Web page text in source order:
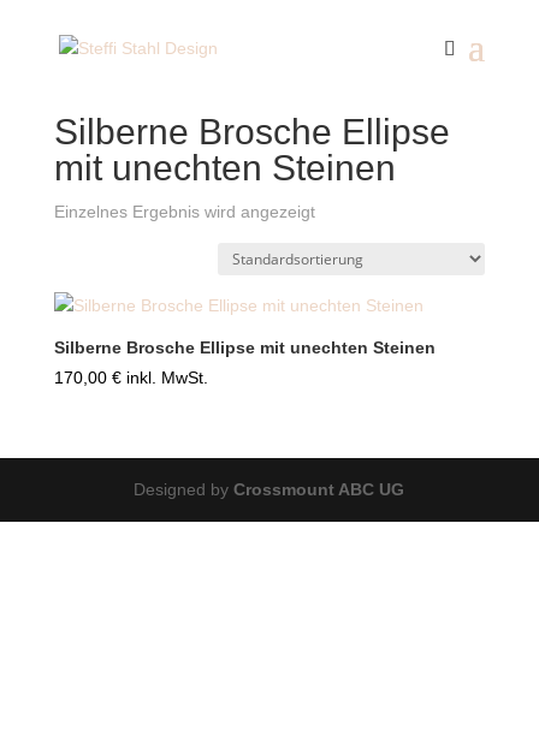
Silberne Brosche Ellipse
mit unechten Steinen
Einzelnes Ergebnis wird angezeigt
Silberne Brosche Ellipse mit unechten Steinen
170,00 € inkl. MwSt.
Designed byCrossmount ABC UG